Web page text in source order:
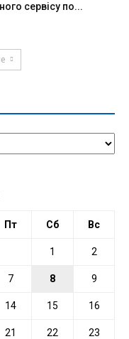
сервісу по...
Пт Сб Вс
1 2
7 8 9
14 15 16
21 22 23